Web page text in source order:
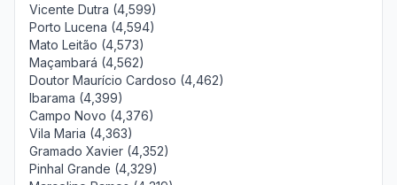
Vicente Dutra (4,599)
Porto Lucena (4,594)
Mato Leitão (4,573)
Maçambará (4,562)
Doutor Maurício Cardoso (4,462)
Ibarama (4,399)
Campo Novo (4,376)
Vila Maria (4,363)
Gramado Xavier (4,352)
Pinhal Grande (4,329)